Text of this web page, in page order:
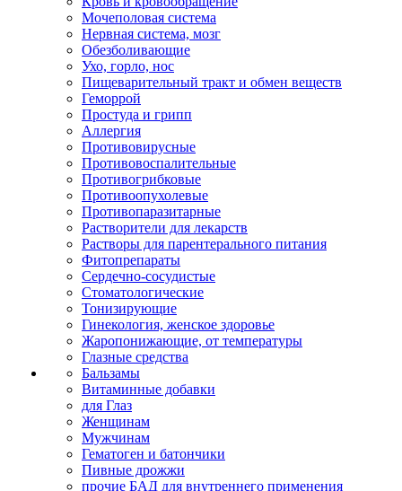
Мочеполовая система
Нервная система, мозг
Обезболивающие
Ухо, горло, нос
Пищеварительный тракт и обмен веществ
Геморрой
Простуда и грипп
Аллергия
Противовирусные
Противовоспалительные
Противогрибковые
Противоопухолевые
Противопаразитарные
Растворители для лекарств
Растворы для парентерального питания
Фитопрепараты
Сердечно-сосудистые
Стоматологические
Тонизирующие
Гинекология, женское здоровье
Жаропонижающие, от температуры
Глазные средства
Бальзамы
Витаминные добавки
для Глаз
Женщинам
Мужчинам
Гематоген и батончики
Пивные дрожжи
прочие БАД для внутреннего применения